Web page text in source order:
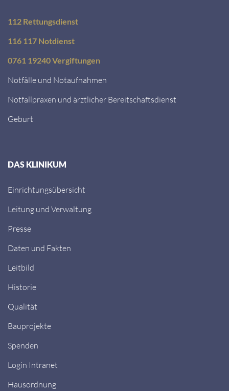
112 Rettungsdienst
116 117 Notdienst
0761 19240 Vergiftungen
Notfälle und Notaufnahmen
Notfallpraxen und ärztlicher Bereitschaftsdienst
Geburt
DAS KLINIKUM
Einrichtungsübersicht
Leitung und Verwaltung
Presse
Daten und Fakten
Leitbild
Historie
Qualität
Bauprojekte
Spenden
Login Intranet
Hausordnung